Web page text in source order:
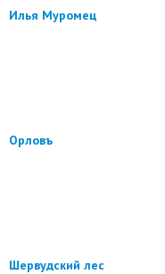
Илья Муромец
Орловъ
Шервудский лес